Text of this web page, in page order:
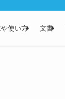
使い方 文書